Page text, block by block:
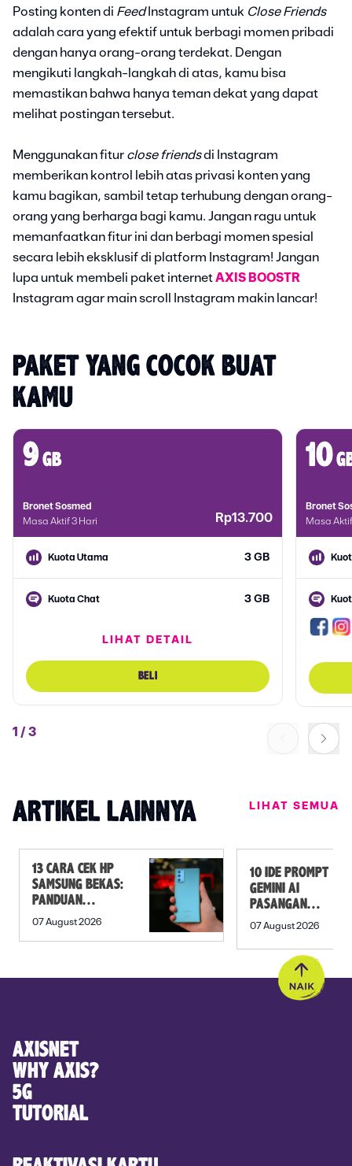
Posting konten di FeedInstagram untuk Close Friends
adalah cara yang efektif untuk berbagi momen pribadi
dengan hanya orang-orang terdekat. Dengan
mengikuti langkah-langkah di atas, kamu bisa
memastikan bahwa hanya teman dekat yang dapat
melihat postingan tersebut.
Menggunakan fitur close friendsdi Instagram
memberikan kontrol lebih atas privasi konten yang
kamu bagikan, sambil tetap terhubung dengan orang-
orang yang berharga bagi kamu. Jangan ragu untuk
memanfaatkan fitur ini dan berbagi momen spesial
secara lebih eksklusif di platform Instagram! Jangan
lupa untuk membeli paket internetAXIS BOOSTR
Instagram agar main scroll Instagram makin lancar!
PAKET YANG COCOK BUAT
KAMU
9 gb
Bronet Sosmed
Masa Aktif 3 Hari
Rp13.700
Kuota Utama 3 GB
Kuota Chat 3 GB
Kuota SosmedLIHAT DETAIL
BELI
10
Bronet
Masa
1 / 3
ARTIKEL LAINNYA LIHAT SEMUA
13 CARA CEK HP
SAMSUNG BEKAS:
PANDUAN
SEBELUM
07 August 2026
10 IDE PROMPT
GEMINI AI
PASANGAN
PREWEDDING
07 August 2026
AXISNET
WHY AXIS?
5G
TUTORIAL